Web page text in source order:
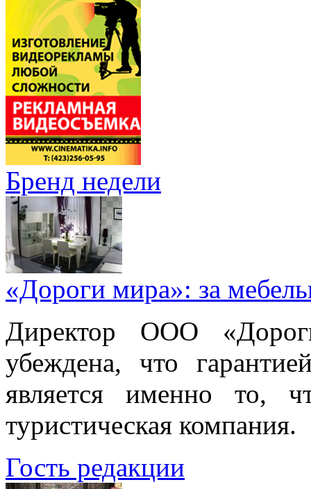
Бренд недели
«Дороги мира»: за
Директор ООО
убеждена, что
является именно то,
туристическая компания.
Гость редакции